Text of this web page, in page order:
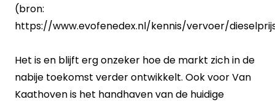
(bron:
https://www.evofenedex.nl/kennis/vervoer/
Het is en blijft erg onzeker hoe de markt zich in de
nabije toekomst verder ontwikkelt. Ook voor Van
Kaathoven is het handhaven van de huidige